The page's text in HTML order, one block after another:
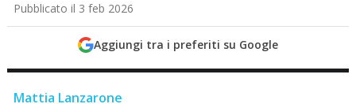
Pubblicato il 3 feb 2026
Aggiungi tra i preferiti su Google
Mattia Lanzarone